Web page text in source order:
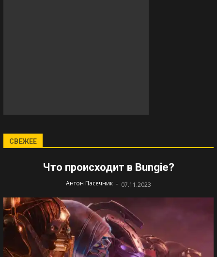
СВЕЖЕЕ
Что происходит в Bungie?
Антон Пасечник - 07.11.2023